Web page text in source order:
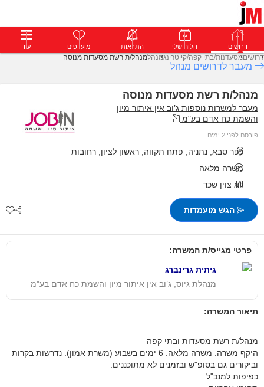
דרושים פרופילים הודעות פרימיום דרושים הלוח שלי התראות מועדפים עוד
דרושיםמסעדנות/בתי קפה/קייטרינגמנהלמנהל/ת רשת מסעדות מנוסה
מעבר לדרושים מנהל
מנהל/ת רשת מסעדות מנוסה
מעבר למשרות נוספות ג’וב אין איתור מיון
והשמת כח אדם בע"מ
פורסם לפני 2 ימים
כפר סבא, נתניה, פתח תקווה, ראשון לציון, רחובות
משרה מלאה
לא צוין שכר
הגש מועמדות
פרטי מגייס/ת המשרה:
גיתית גרינברג
מנהלת גיוס, ג’וב אין איתור מיון והשמת כח אדם בע"מ
תיאור המשרה:
מנהל/ת רשת מסעדות ובתי קפה
היקף משרה: משרה מלאה. 6 ימים בשבוע (משרת אמון). נדרשות בקרות
וביקורים גם בסופ"ש ובזמנים לא מתוכננים.
כפיפות למנכ"ל.